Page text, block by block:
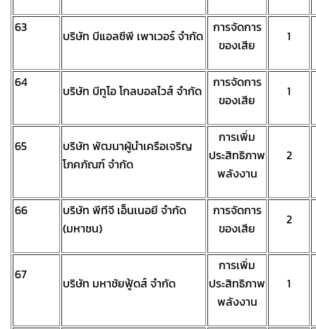
63
บริษัท บีแอลซีพี เพาเวอร์ จำกัด
การจัดการ
ของเสีย
1
64
บริษัท บีทูโอ โกลบอลไวส์ จำกัด
การจัดการ
ของเสีย
1
65
บริษัท พัฒนาผู้นำเครือเจริญ
โภคภัณฑ์ จำกัด
การเพิ่ม
ประสิทธิภาพ
พลังงาน
2
66
บริษัท พีทีจี เอ็นเนอยี จำกัด
(มหาชน)
การจัดการ
ของเสีย
2
67
บริษัท มหาชัยฟู้ดส์ จำกัด
การเพิ่ม
ประสิทธิภาพ
พลังงาน
1